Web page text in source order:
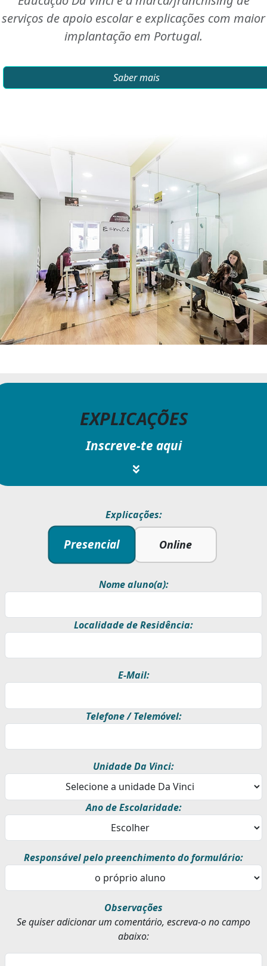
serviços de apoio escolar e explicações com maior
implantação em Portugal.
Saber mais
EXPLICAÇÕES
Inscreve-te aqui
Explicações:
Presencial Online
Nome aluno(a):
Localidade de Residência:
E-Mail:
Telefone / Telemóvel:
Unidade Da Vinci:
Ano de Escolaridade:
Responsável pelo preenchimento do formulário:
Observações
Se quiser adicionar um comentário, escreva-o no campo
abaixo: